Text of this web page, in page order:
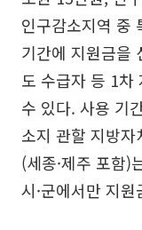
인구감소지역 중
기간에 지원금을
도 수급자 등 1차
수 있다. 사용 기
소지 관할 지방자
(세종·제주 포함)
시·군에서만 지